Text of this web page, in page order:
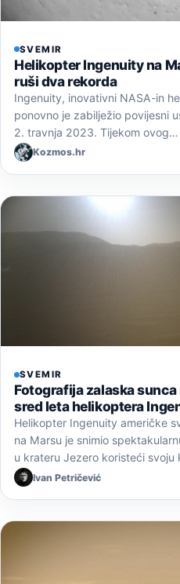
SVEMIR
Helikopter Ingenuity na
ruši dva rekorda
Ingenuity, inovativni NASA-in
ponovno je zabilježio povijesni
2. travnja 2023. Tijekom ovog…
Kozmos.hr
SVEMIR
Fotografija zalaska
sred leta helikoptera
Helikopter Ingenuity američke
na Marsu je snimio
u krateru Jezero koristeći svoju
Ivan Petričević